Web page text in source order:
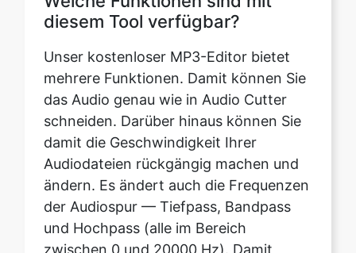
mehrere Funktionen. Damit können Sie
das Audio genau wie in Audio Cutter
schneiden. Darüber hinaus können Sie
damit die Geschwindigkeit Ihrer
Audiodateien rückgängig machen und
ändern. Es ändert auch die Frequenzen
der Audiospur — Tiefpass, Bandpass
und Hochpass (alle im Bereich
zwischen 0 und 20000 Hz). Damit
können Sie den Q (0-100) und die
Verstärkung (-20 dB bis 20 dB) ändern.